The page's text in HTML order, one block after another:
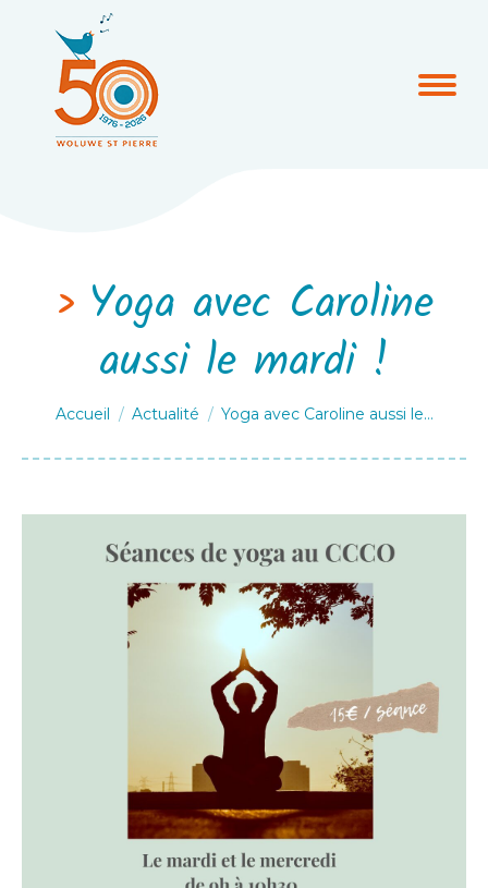
Yoga avec Caroline
aussi le mardi !
Vous êtes ici :
Accueil Actualité Yoga avec Caroline aussi le…